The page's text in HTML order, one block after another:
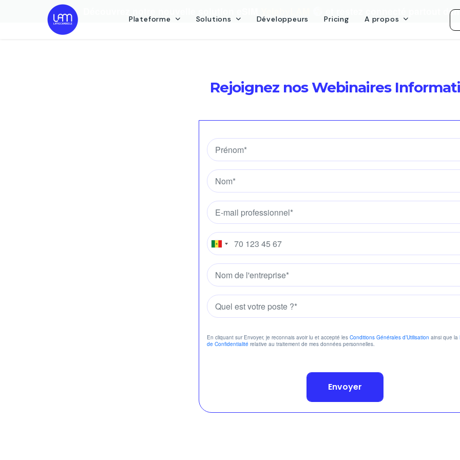
et restez connecté partout
Plateforme Solutions Développeurs Pricing A propos
Rejoignez nos Webinaires
En cliquant sur Envoyer, je reconnais avoir lu et accepté les Conditions Générales d’Utilisation ainsi que la
de Confidentialité relative au traitement de mes données personnelles.
Envoyer